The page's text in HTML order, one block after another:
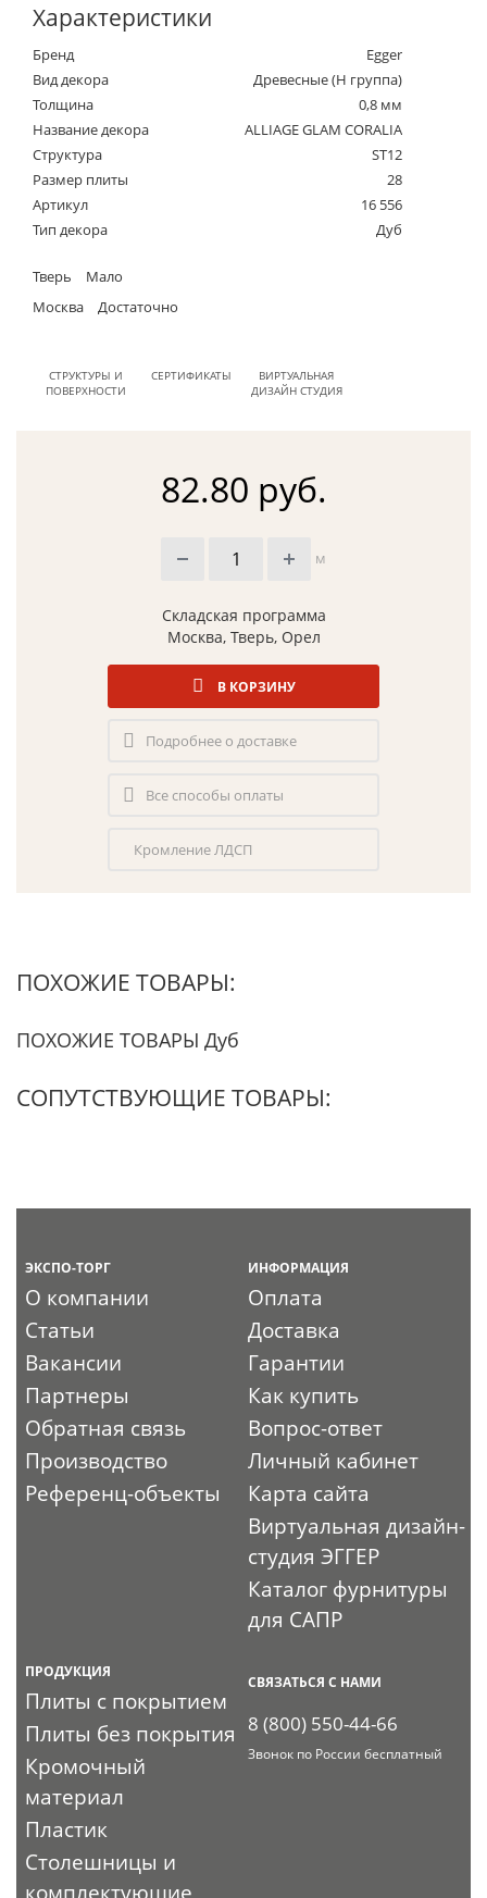
Характеристики
Бренд
Egger
Вид декора
Древесные (Н группа)
Толщина
0,8 мм
Название декора
ALLIAGE GLAM CORALIA
Структура
ST12
Размер плиты
28
Артикул
16 556
Тип декора
Дуб
Тверь
Мало
Москва
Достаточно
СТРУКТУРЫ И
ПОВЕРХНОСТИ
СЕРТИФИКАТЫ
ВИРТУАЛЬНАЯ
ДИЗАЙН СТУДИЯ
82.80 руб.
м
Складская программа
Москва, Тверь, Орел
В КОРЗИНУ
Подробнее о доставке
Все способы оплаты
Кромление ЛДСП
ПОХОЖИЕ ТОВАРЫ:
ПОХОЖИЕ ТОВАРЫ Дуб
СОПУТСТВУЮЩИЕ ТОВАРЫ:
ЭКСПО-ТОРГ
О компании
Статьи
Вакансии
Партнеры
Обратная связь
Производство
Референц-объекты
ИНФОРМАЦИЯ
Оплата
Доставка
Гарантии
Как купить
Вопрос-ответ
Личный кабинет
Карта сайта
Виртуальная дизайн-
студия ЭГГЕР
Каталог фурнитуры
для САПР
ПРОДУКЦИЯ
Плиты с покрытием
Плиты без покрытия
Кромочный
материал
Пластик
Столешницы и
комплектующие
СВЯЗАТЬСЯ С НАМИ
8 (800) 550-44-66
Звонок по России бесплатный